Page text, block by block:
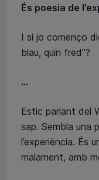
És poesia de
I si jo començo
blau, quin fred”?
...
Estic parlant del
sap. Sembla una
l’experiència. És
malament, amb